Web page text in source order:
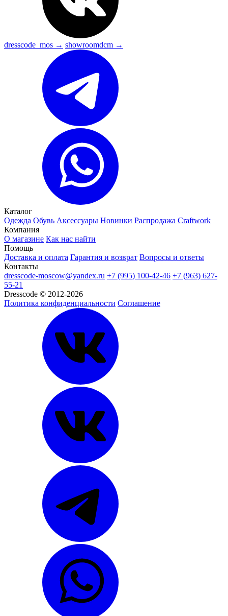
dresscode_mos → showroomdcm →
Каталог
Одежда Обувь Аксессуары Новинки Распродажа Craftwork
Компания
О магазине Как нас найти
Помощь
Доставка и оплата Гарантия и возврат Вопросы и ответы
Контакты
dresscode-moscow@yandex.ru +7 (995) 100-42-46 +7 (963) 627-
55-21
Dresscode © 2012-2026
Политика конфиденциальности Соглашение